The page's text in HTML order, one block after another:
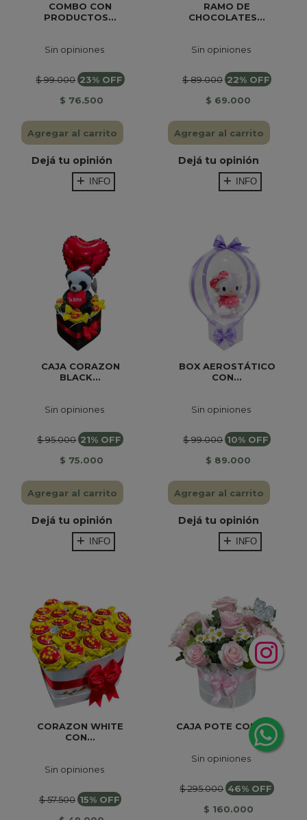
COMBO CON
PRODUCTOS...
Sin opiniones
$ 99.000 23% OFF
$ 76.500
Agregar al carrito
Dejá tu opinión
INFO
RAMO DE
CHOCOLATES...
Sin opiniones
$ 89.000 22% OFF
$ 69.000
Agregar al carrito
Dejá tu opinión
INFO
CAJA CORAZON
BLACK...
Sin opiniones
$ 95.000 21% OFF
$ 75.000
Agregar al carrito
Dejá tu opinión
INFO
BOX AEROSTÁTICO
CON...
Sin opiniones
$ 99.000 10% OFF
$ 89.000
Agregar al carrito
Dejá tu opinión
INFO
CORAZON WHITE
CON...
Sin opiniones
$ 57.500 15% OFF
CAJA POTE CON 15...
Sin opiniones
$ 295.000 46% OFF
$ 160.000